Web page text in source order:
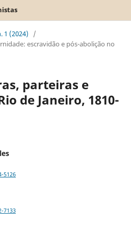
1 (2024)
/
escravidão e pós-abolição no
parteiras e
de Janeiro, 1810-
5126
7133